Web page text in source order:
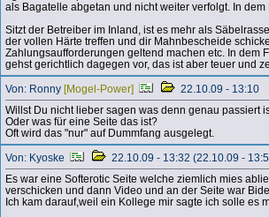
als Bagatelle abgetan und nicht weiter verfolgt. In dem
Sitzt der Betreiber im Inland, ist es mehr als
der vollen Härte treffen und dir Mahnbescheide
Zahlungsaufforderungen geltend machen etc. In dem
gehst gerichtlich dagegen vor, das ist aber teuer und
Von: Ronny [Mogel-Power]
22.10.09 - 13:10
Willst Du nicht lieber sagen was denn genau passiert
Oder was für eine Seite das ist?
Oft wird das "nur" auf Dummfang ausgelegt.
Von: Kyoske
22.10.09 - 13:32 (22.10.09 -
Es war eine Softerotic Seite welche ziemlich mies
verschicken und dann Video und an der Seite war
Ich kam darauf,weil ein Kollege mir sagte ich solle es